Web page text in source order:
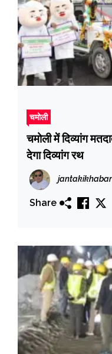
चमोली
चमोली में दिव्यांग
देगा दिव्यांग रथ
jantakikhabar
Share